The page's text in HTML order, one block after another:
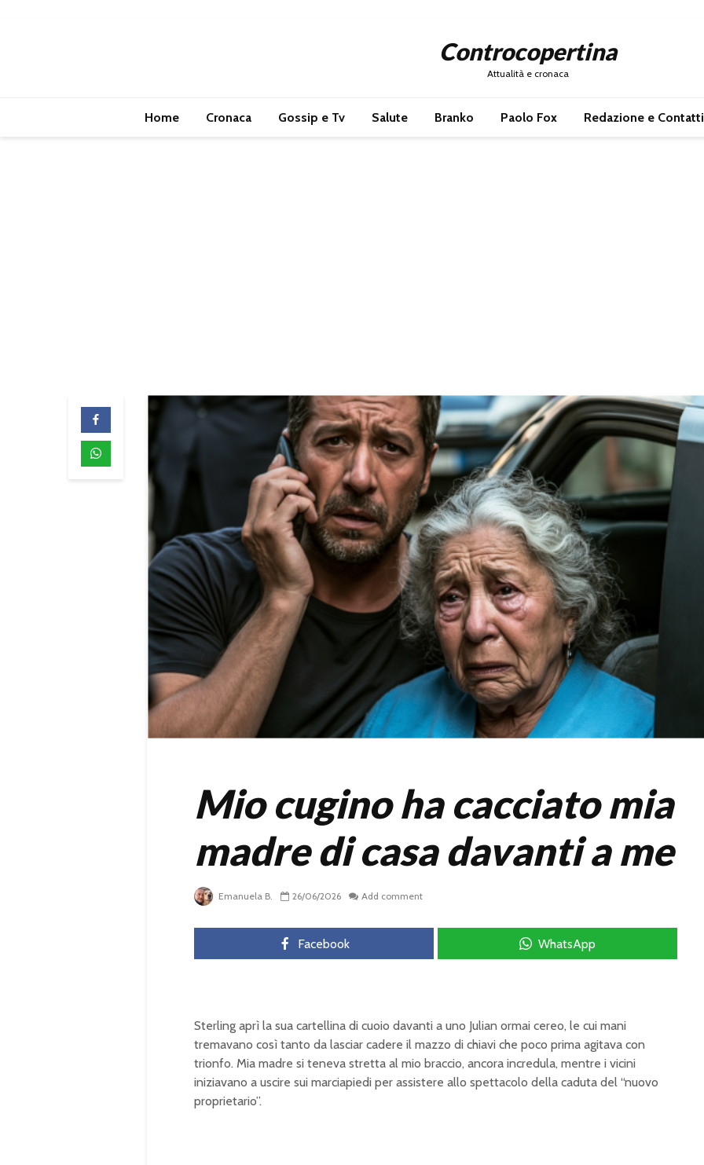
Controcopertina
Attualità e cronaca
Home Cronaca Gossip e Tv Salute Branko Paolo Fox Redazione e Contatti
Mio cugino ha cacciato mia
madre di casa davanti a me
Emanuela B. 26/06/2026 Add comment
Facebook WhatsApp
Sterling aprì la sua cartellina di cuoio davanti a uno Julian ormai cereo, le cui mani
tremavano così tanto da lasciar cadere il mazzo di chiavi che poco prima agitava con
trionfo. Mia madre si teneva stretta al mio braccio, ancora incredula, mentre i vicini
iniziavano a uscire sui marciapiedi per assistere allo spettacolo della caduta del “nuovo
proprietario”.